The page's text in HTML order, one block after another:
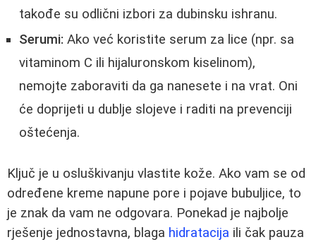
takođe su odlični izbori za dubinsku ishranu.
Serumi: Ako već koristite serum za lice (npr. sa
vitaminom C ili hijaluronskom kiselinom),
nemojte zaboraviti da ga nanesete i na vrat. Oni
će doprijeti u dublje slojeve i raditi na prevenciji
oštećenja.
Ključ je u osluškivanju vlastite kože. Ako vam se od
određene kreme napune pore i pojave bubuljice, to
je znak da vam ne odgovara. Ponekad je najbolje
rješenje jednostavna, blaga hidratacija ili čak pauza